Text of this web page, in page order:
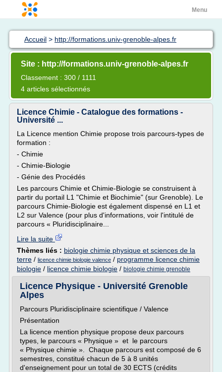
Menu
Accueil > http://formations.univ-grenoble-alpes.fr
Site : http://formations.univ-grenoble-alpes.fr
Classement : 300 / 1111
4 articles sélectionnés
Licence Chimie - Catalogue des formations -
Université ...
La Licence mention Chimie propose trois parcours-types de
formation :
- Chimie
- Chimie-Biologie
- Génie des Procédés
Les parcours Chimie et Chimie-Biologie se construisent à
partir du portail L1 "Chimie et Biochimie" (sur Grenoble). Le
parcours Chimie-Biologie est également dispensé en L1 et
L2 sur Valence (pour plus d'informations, voir l'intitulé de
parcours « Pluridisciplinaire...
Lire la suite
Thèmes liés : biologie chimie physique et sciences de la
terre / licence chimie biologie valence / programme licence chimie
biologie / licence chimie biologie / biologie chimie grenoble
Licence Physique - Université Grenoble
Alpes
Parcours Pluridisciplinaire scientifique / Valence
Présentation
La licence mention physique propose deux parcours
types, le parcours « Physique » et le parcours
« Physique chimie ». Chaque parcours est composé de 6
semestres, constitué chacun de 5 à 8 unités
d'enseignement pour un total de 30 ECTS (crédits